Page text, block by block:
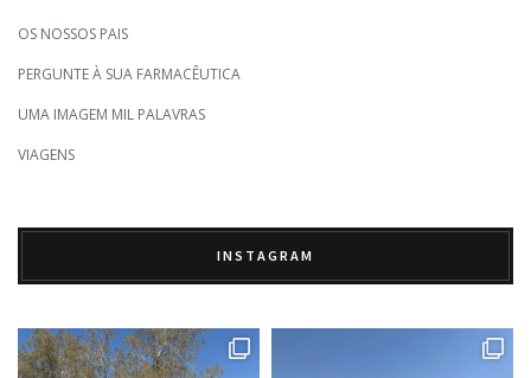
OS NOSSOS PAIS
PERGUNTE À SUA FARMACÊUTICA
UMA IMAGEM MIL PALAVRAS
VIAGENS
INSTAGRAM